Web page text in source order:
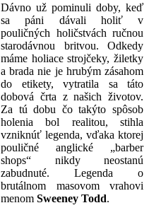
Dávno už pominuli doby, keď
sa páni dávali holiť v
pouličných holičstvách ručnou
starodávnou britvou. Odkedy
máme holiace strojčeky, žiletky
a brada nie je hrubým zásahom
do etikety, vytratila sa táto
dobová črta z našich životov.
Za tú dobu čo takýto spôsob
holenia bol realitou, stihla
vzniknúť legenda, vďaka ktorej
pouličné anglické „barber
shops“ nikdy neostanú
zabudnuté. Legenda o
brutálnom masovom vrahovi
menom Sweeney Todd.